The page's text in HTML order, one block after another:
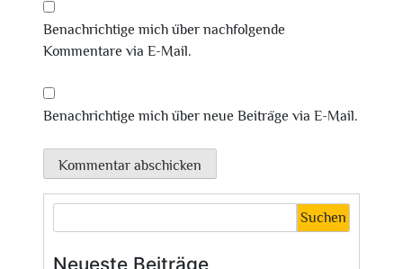
Benachrichtige mich über nachfolgende
Kommentare via E-Mail.
Benachrichtige mich über neue Beiträge via E-Mail.
Suchen
Neueste Beiträge